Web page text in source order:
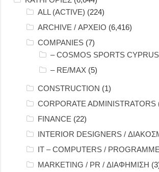
ALL (ACTIVE) (224)
ARCHIVE / ΑΡΧΕΙΟ (6,416)
COMPANIES (7)
– COSMOS SPORTS CYPRUS
– RE/MAX (5)
CONSTRUCTION (1)
CORPORATE ADMINISTRATORS
FINANCE (22)
INTERIOR DESIGNERS /
IT – COMPUTERS /
MARKETING / PR / ΔΙΑΦΗΜΙΣΗ